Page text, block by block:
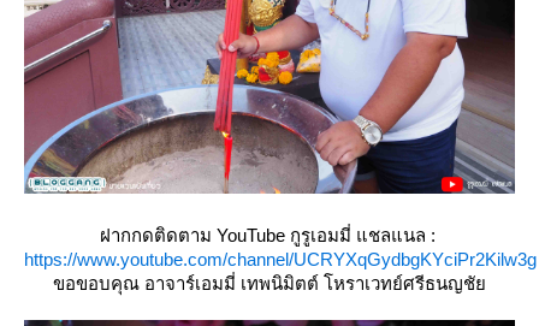
ฝากกดติดตาม YouTube กูรูเอมมี่ แชลแนล :
https://www.youtube.com/channel/UCRYXqGydbgKYciPr2Kilw3g
ขอขอบคุณ อาจาร์เอมมี่ เทพนิมิตต์ โหราเวทย์ศรีธนญชั